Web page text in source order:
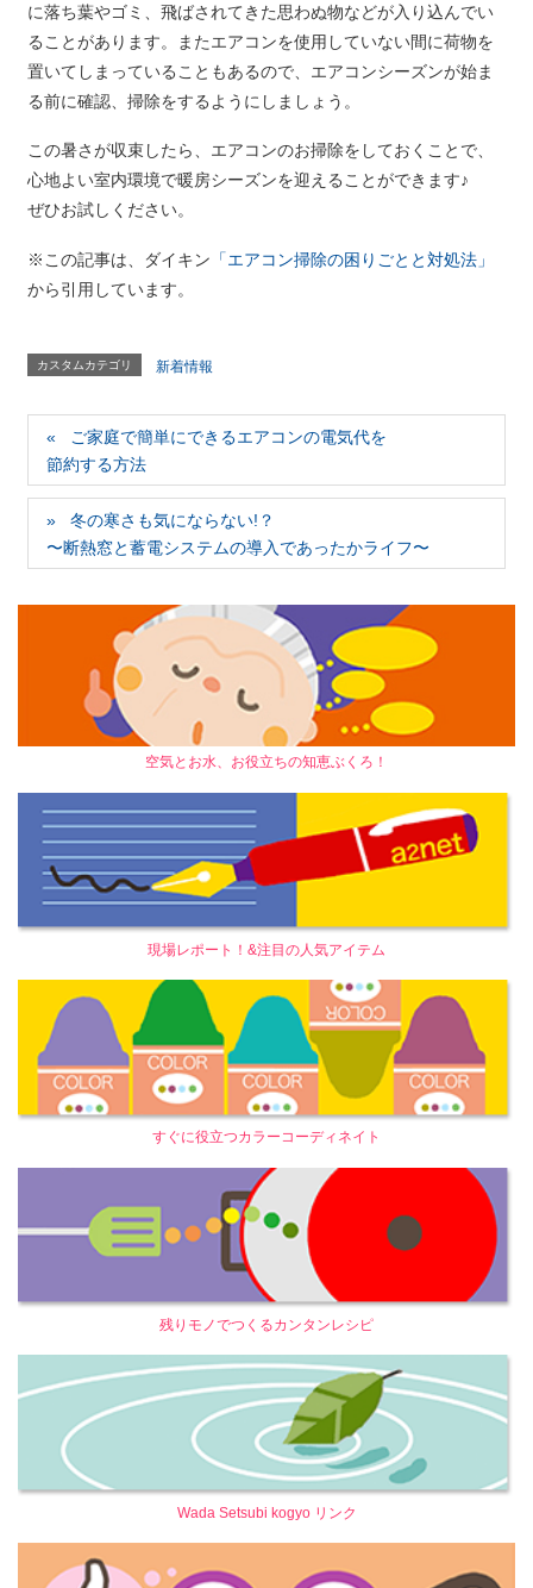
に落ち葉やゴミ、飛ばされてきた思わぬ物などが入り込んでい
ることがあります。またエアコンを使用していない間に荷物を
置いてしまっていることもあるので、エアコンシーズンが始ま
る前に確認、掃除をするようにしましょう。
この暑さが収束したら、エアコンのお掃除をしておくことで、
心地よい室内環境で暖房シーズンを迎えることができます♪
ぜひお試しください。
※この記事は、ダイキン 「エアコン掃除の困りごとと対処法」
から引用しています。
カスタムカテゴリ 新着情報
ご家庭で簡単にできるエアコンの電気代を
節約する方法
冬の寒さも気にならない!？
〜断熱窓と蓄電システムの導入であったかライフ〜
空気とお水、お役立ちの知恵ぶくろ！
現場レポート！&注目の人気アイテム
すぐに役立つカラーコーディネイト
残りモノでつくるカンタンレシピ
Wada Setsubi kogyo リンク